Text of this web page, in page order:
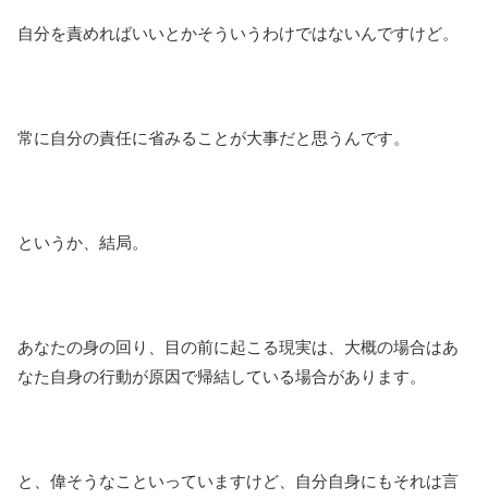
自分を責めればいいとかそういうわけではないんですけど。
常に自分の責任に省みることが大事だと思うんです。
というか、結局。
あなたの身の回り、目の前に起こる現実は、大概の場合はあ
なた自身の行動が原因で帰結している場合があります。
と、偉そうなこといっていますけど、自分自身にもそれは言